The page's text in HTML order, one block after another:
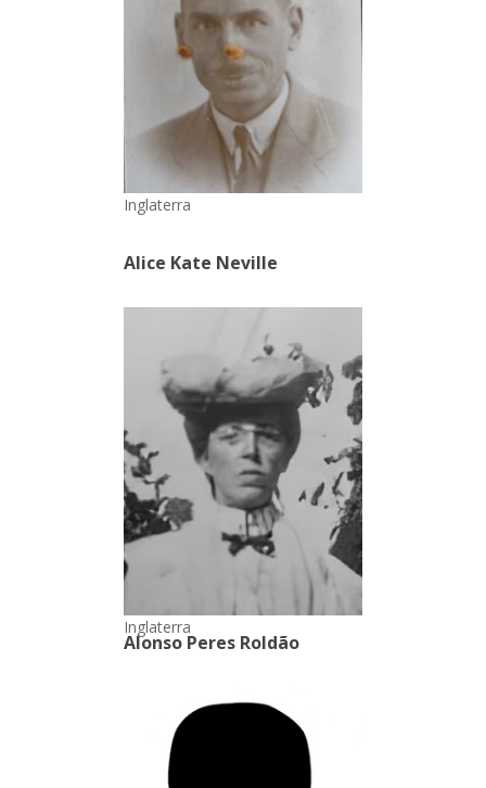
Inglaterra
Alice Kate Neville
Inglaterra
Alonso Peres Roldão